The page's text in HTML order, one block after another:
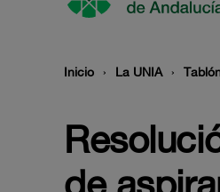
Inicio La UNIA